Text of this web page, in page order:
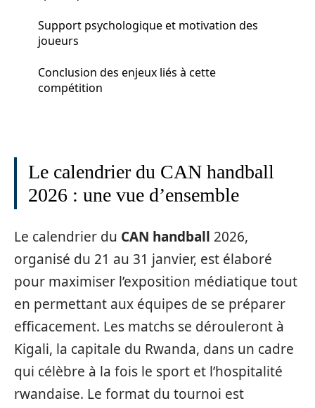
Support psychologique et motivation des
joueurs
Conclusion des enjeux liés à cette
compétition
Le calendrier du CAN handball
2026 : une vue d’ensemble
Le calendrier du CAN handball 2026,
organisé du 21 au 31 janvier, est élaboré
pour maximiser l’exposition médiatique tout
en permettant aux équipes de se préparer
efficacement. Les matchs se dérouleront à
Kigali, la capitale du Rwanda, dans un cadre
qui célèbre à la fois le sport et l’hospitalité
rwandaise. Le format du tournoi est